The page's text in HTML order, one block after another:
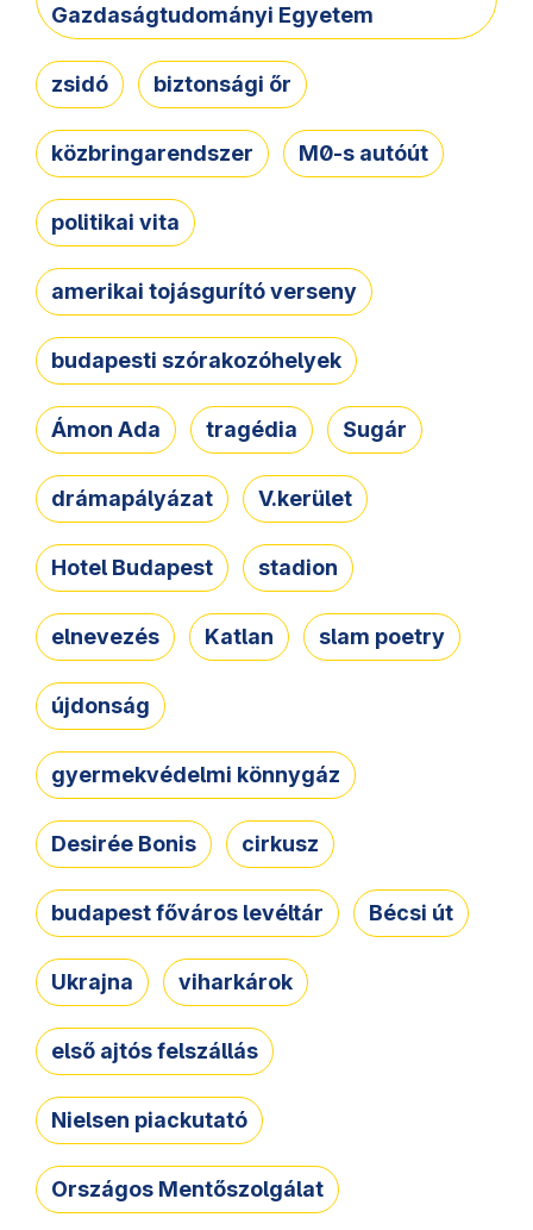
Gazdaságtudományi Egyetem
zsidó biztonsági őr
közbringarendszer M0-s autóút
politikai vita
amerikai tojásgurító verseny
budapesti szórakozóhelyek
Ámon Ada tragédia Sugár
drámapályázat V.kerület
Hotel Budapest stadion
elnevezés Katlan slam poetry
újdonság
gyermekvédelmi könnygáz
Desirée Bonis cirkusz
budapest főváros levéltár Bécsi út
Ukrajna viharkárok
első ajtós felszállás
Nielsen piackutató
Országos Mentőszolgálat